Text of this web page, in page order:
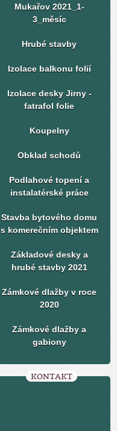
Mukařov 2021_1-
3_měsíc
Hrubé stavby
Izolace balkonu folií
Izolace desky Jirny -
fatrafol folie
Koupelny
Obklad schodů
Podlahové topení a
instalatérské práce
Stavba bytového domu
s komerečním objektem
Základové desky a
hrubé stavby 2021
Zámkové dlažby v roce
2020
Zámkové dlažby a
gabiony
KONTAKT